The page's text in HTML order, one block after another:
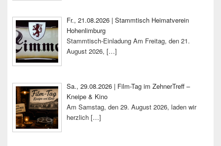
Fr., 21.08.2026 | Stammtisch Heimatverein
Hohenlimburg
Stammtisch-Einladung Am Freitag, den 21.
August 2026, […]
Sa., 29.08.2026 | Film-Tag im ZehnerTreff –
Kneipe & Kino
Am Samstag, den 29. August 2026, laden wir
herzlich […]